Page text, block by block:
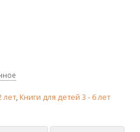
лет,Книги для детей 3 - 6 лет